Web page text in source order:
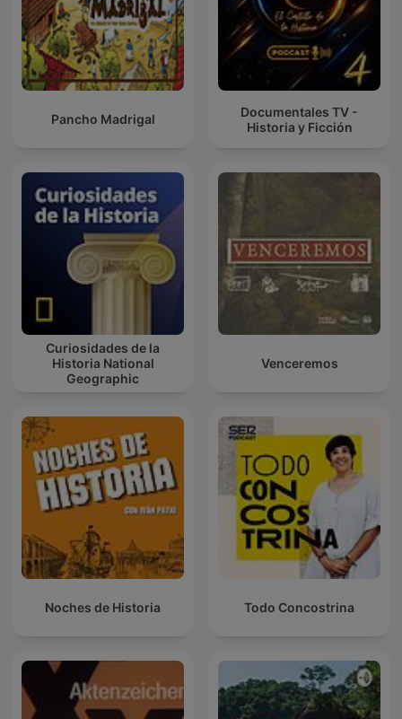
Pancho Madrigal
Documentales TV -
Historia y Ficción
Curiosidades de la
Historia National
Geographic
Venceremos
Noches de Historia Todo Concostrina